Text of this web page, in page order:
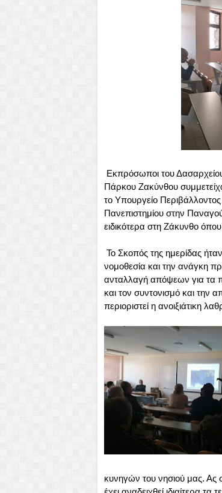
Εκπρόσωποι του
Πάρκου Ζακύνθου
το Υπουργείο Περιβάλλοντος
Πανεπιστημίου στην
ειδικότερα στη Ζάκυνθο
Το Σκοπός της ημερίδας
νομοθεσία και την ανάγκη
ανταλλαγή απόψεων για τα
και τον συντονισμό και την
περιοριστεί η ανοιξιάτικη
κυνηγών του νησιού μας. Ας